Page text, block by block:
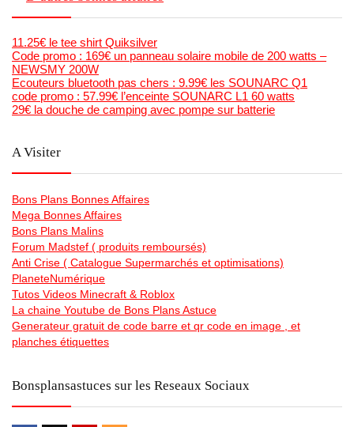
11.25€ le tee shirt Quiksilver
Code promo : 169€ un panneau solaire mobile de 200 watts –
NEWSMY 200W
Ecouteurs bluetooth pas chers : 9.99€ les SOUNARC Q1
code promo : 57.99€ l’enceinte SOUNARC L1 60 watts
29€ la douche de camping avec pompe sur batterie
A Visiter
Bons Plans Bonnes Affaires
Mega Bonnes Affaires
Bons Plans Malins
Forum Madstef ( produits remboursés)
Anti Crise ( Catalogue Supermarchés et optimisations)
PlaneteNumérique
Tutos Videos Minecraft & Roblox
La chaine Youtube de Bons Plans Astuce
Generateur gratuit de code barre et qr code en image , et
planches étiquettes
Bonsplansastuces sur les Reseaux Sociaux